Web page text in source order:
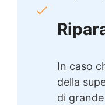
In caso
della
di